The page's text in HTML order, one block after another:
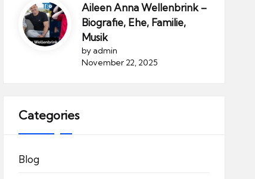
Aileen Anna Wellenbrink –
Biografie, Ehe, Familie,
Musik
by admin
November 22, 2025
Categories
Blog